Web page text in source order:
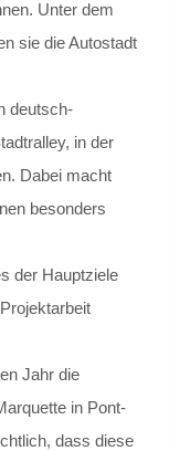
Unter dem
sie die Autostadt
deutsch-
in der
Dabei macht
besonders
der Hauptziele
Jahr die
in Pont-
dass diese